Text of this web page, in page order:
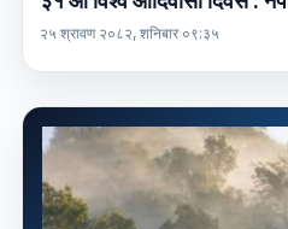
२५ श्रावण २०८२, शनिबार ०९:३५